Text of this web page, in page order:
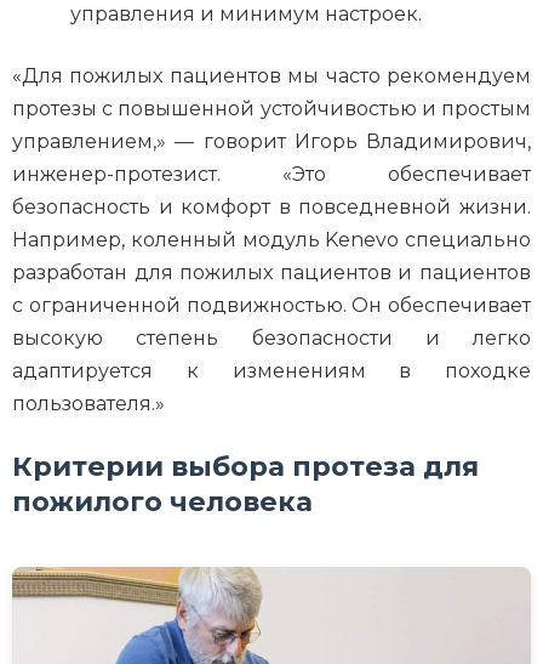
управления и минимум настроек.
«Для пожилых пациентов мы часто рекомендуем
протезы с повышенной устойчивостью и простым
управлением,» — говорит Игорь Владимирович,
инженер-протезист. «Это обеспечивает
безопасность и комфорт в повседневной жизни.
Например, коленный модуль Kenevo специально
разработан для пожилых пациентов и пациентов
с ограниченной подвижностью. Он обеспечивает
высокую степень безопасности и легко
адаптируется к изменениям в походке
пользователя.»
Критерии выбора протеза для
пожилого человека